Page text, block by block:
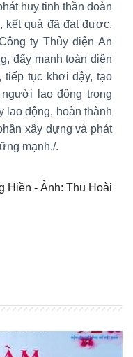
huy tinh thần đoàn
kết quả đã đạt được,
ty Thủy điện An
đẩy mạnh toàn diện
tiếp tục khơi dậy, tạo
lao động trong
lao động, hoàn thành
xây dựng và phát
mạnh./.
Hiền - Ảnh: Thu Hoài